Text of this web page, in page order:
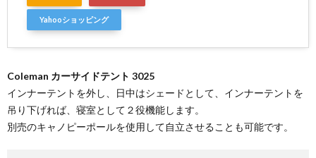
Yahooショッピング
Coleman カーサイドテント 3025
インナーテントを外し、日中はシェードとして、インナーテントを
吊り下げれば、寝室として２役機能します。
別売のキャノピーポールを使用して自立させることも可能です。